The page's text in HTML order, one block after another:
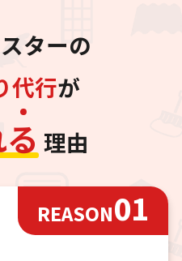
ターの
代行が
る 理由
REASON01